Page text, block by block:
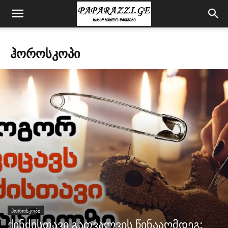
ᲰᲝᲠᲝᲡᲙᲝᲞᲘ
ᲰᲝᲠᲝᲡᲙᲝᲞᲘ
ქინძისთავი გათვალვის წინააღმდეგ: